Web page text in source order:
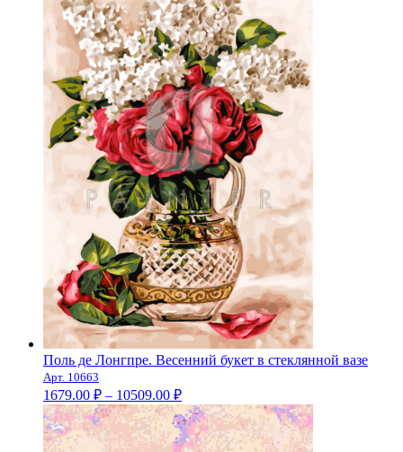
Поль де Лонгпре. Весенний букет в стеклянной вазе
Арт. 10663
1679.00 ₽ – 10509.00 ₽Диапазон
цен:
1679.00 ₽
–